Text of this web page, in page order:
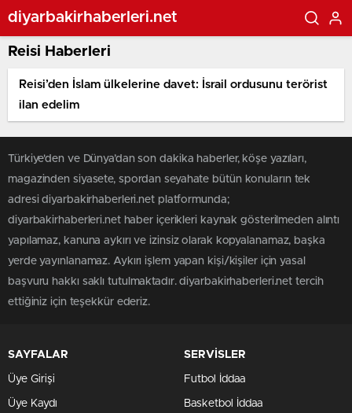
diyarbakirhaberleri.net
Reisi Haberleri
Reisi’den İslam ülkelerine davet: İsrail ordusunu terörist
ilan edelim
Türkiye'den ve Dünya’dan son dakika haberler, köşe yazıları,
magazinden siyasete, spordan seyahate bütün konuların tek
adresi diyarbakirhaberleri.net platformunda;
diyarbakirhaberleri.net haber içerikleri kaynak gösterilmeden alıntı
yapılamaz, kanuna aykırı ve izinsiz olarak kopyalanamaz, başka
yerde yayınlanamaz. Aykırı işlem yapan kişi/kişiler için yasal
başvuru hakkı saklı tutulmaktadır. diyarbakirhaberleri.net tercih
ettiğiniz için teşekkür ederiz.
SAYFALAR
Üye Girişi
Üye Kaydı
SERVİSLER
Futbol İddaa
Basketbol İddaa